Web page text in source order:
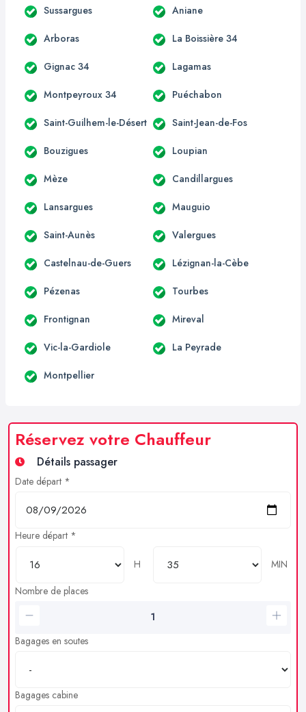
Sussargues Aniane
Arboras La Boissière 34
Gignac 34 Lagamas
Montpeyroux 34 Puéchabon
Saint-Guilhem-le-Désert Saint-Jean-de-Fos
Bouzigues Loupian
Mèze Candillargues
Lansargues Mauguio
Saint-Aunès Valergues
Castelnau-de-Guers Lézignan-la-Cèbe
Pézenas Tourbes
Frontignan Mireval
Vic-la-Gardiole La Peyrade
Montpellier
Réservez votre Chauffeur
Détails passager
Date départ *
Heure départ *
H
MIN
Nombre de places
Bagages en soutes
Bagages cabine